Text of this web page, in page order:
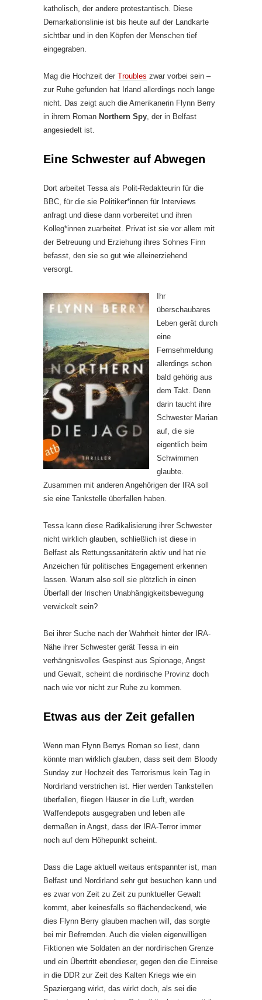
katholisch, der andere protestantisch. Diese
Demarkationslinie ist bis heute auf der Landkarte
sichtbar und in den Köpfen der Menschen tief
eingegraben.
Mag die Hochzeit der Troubles zwar vorbei sein –
zur Ruhe gefunden hat Irland allerdings noch lange
nicht. Das zeigt auch die Amerikanerin Flynn Berry
in ihrem Roman Northern Spy , der in Belfast
angesiedelt ist.
Eine Schwester auf Abwegen
Dort arbeitet Tessa als Polit-Redakteurin für die
BBC, für die sie Politiker*innen für Interviews
anfragt und diese dann vorbereitet und ihren
Kolleg*innen zuarbeitet. Privat ist sie vor allem mit
der Betreuung und Erziehung ihres Sohnes Finn
befasst, den sie so gut wie alleinerziehend
versorgt.
Ihr
überschaubares
Leben gerät durch
eine
Fernsehmeldung
allerdings schon
bald gehörig aus
dem Takt. Denn
darin taucht ihre
Schwester Marian
auf, die sie
eigentlich beim
Schwimmen
glaubte.
Zusammen mit anderen Angehörigen der IRA soll
sie eine Tankstelle überfallen haben.
Tessa kann diese Radikalisierung ihrer Schwester
nicht wirklich glauben, schließlich ist diese in
Belfast als Rettungssanitäterin aktiv und hat nie
Anzeichen für politisches Engagement erkennen
lassen. Warum also soll sie plötzlich in einen
Überfall der Irischen Unabhängigkeitsbewegung
verwickelt sein?
Bei ihrer Suche nach der Wahrheit hinter der IRA-
Nähe ihrer Schwester gerät Tessa in ein
verhängnisvolles Gespinst aus Spionage, Angst
und Gewalt, scheint die nordirische Provinz doch
nach wie vor nicht zur Ruhe zu kommen.
Etwas aus der Zeit gefallen
Wenn man Flynn Berrys Roman so liest, dann
könnte man wirklich glauben, dass seit dem Bloody
Sunday zur Hochzeit des Terrorismus kein Tag in
Nordirland verstrichen ist. Hier werden Tankstellen
überfallen, fliegen Häuser in die Luft, werden
Waffendepots ausgegraben und leben alle
dermaßen in Angst, dass der IRA-Terror immer
noch auf dem Höhepunkt scheint.
Dass die Lage aktuell weitaus entspannter ist, man
Belfast und Nordirland sehr gut besuchen kann und
es zwar von Zeit zu Zeit zu punktueller Gewalt
kommt, aber keinesfalls so flächendeckend, wie
dies Flynn Berry glauben machen will, das sorgte
bei mir Befremden. Auch die vielen eigenwilligen
Fiktionen wie Soldaten an der nordirischen Grenze
und ein Übertritt ebendieser, gegen den die Einreise
in die DDR zur Zeit des Kalten Kriegs wie ein
Spaziergang wirkt, das wirkt doch, als sei die